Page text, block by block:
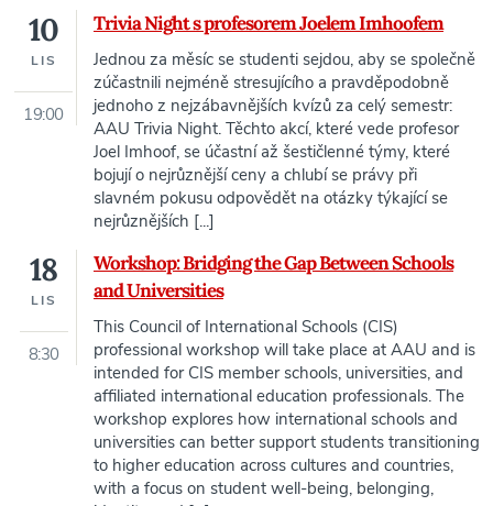
Trivia Night s profesorem Joelem Imhoofem
10
LIS
19:00
Jednou za měsíc se studenti sejdou, aby se společně
zúčastnili nejméně stresujícího a pravděpodobně
jednoho z nejzábavnějších kvízů za celý semestr:
AAU Trivia Night. Těchto akcí, které vede profesor
Joel Imhoof, se účastní až šestičlenné týmy, které
bojují o nejrůznější ceny a chlubí se právy při
slavném pokusu odpovědět na otázky týkající se
nejrůznějších [...]
Workshop: Bridging the Gap Between Schools
and Universities
18
LIS
8:30
This Council of International Schools (CIS)
professional workshop will take place at AAU and is
intended for CIS member schools, universities, and
affiliated international education professionals. The
workshop explores how international schools and
universities can better support students transitioning
to higher education across cultures and countries,
with a focus on student well-being, belonging,